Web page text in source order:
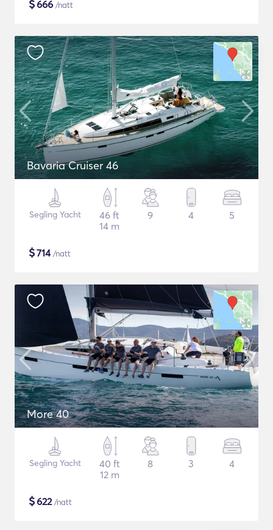
$666 /natt
Bavaria Cruiser 46
Segling Yacht
46 ft
14 m
9 4 5
$714/natt
More 40
Segling Yacht
40 ft
12 m
8 3 4
$622/natt